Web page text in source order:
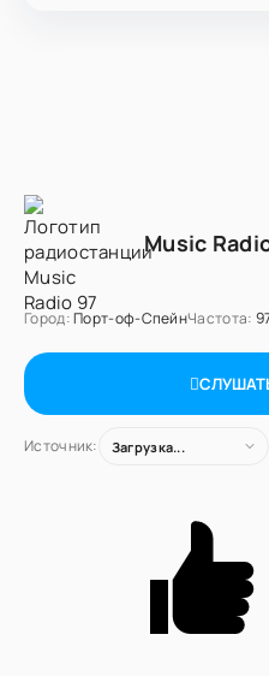
Music
Город:Порт-оф-СпейнЧастота:
Источник: Загрузка...